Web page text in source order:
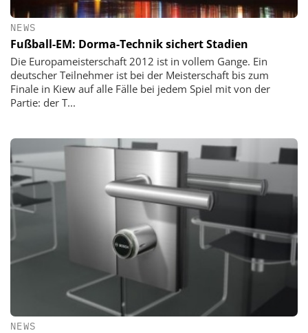
NEWS
Fußball-EM: Dorma-Technik sichert Stadien
Die Europameisterschaft 2012 ist in vollem Gange. Ein
deutscher Teilnehmer ist bei der Meisterschaft bis zum
Finale in Kiew auf alle Fälle bei jedem Spiel mit von der
Partie: der T...
NEWS